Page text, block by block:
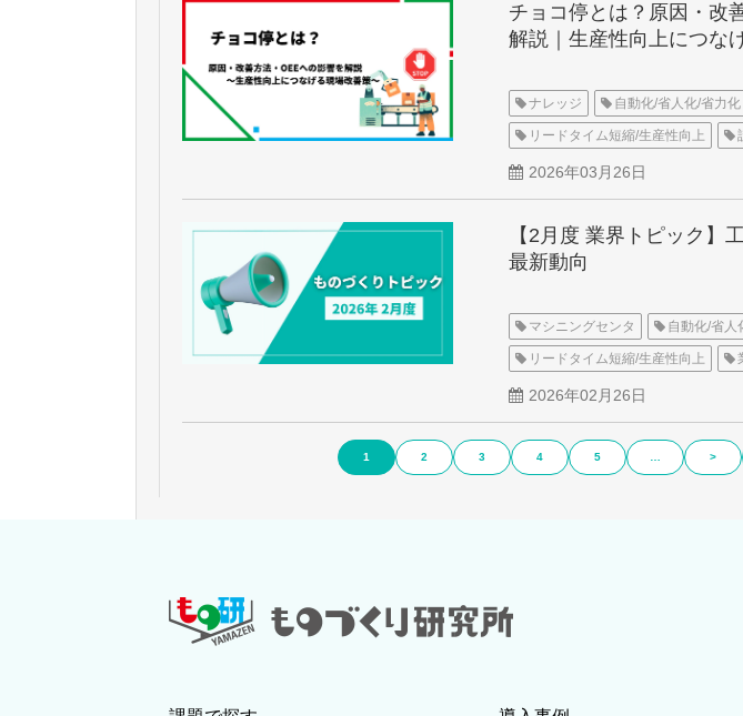
チョコ停とは？原因・改
解説｜生産性向上につな
ナレッジ 自動化/省人化/省力化
リードタイム短縮/生産性向上
2026年03月26日
【2月度 業界トピック】
最新動向
マシニングセンタ 自動化/省人
リードタイム短縮/生産性向上
2026年02月26日
1 2 3 4 5 >